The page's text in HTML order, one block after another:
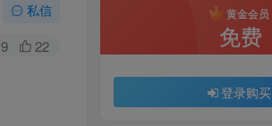
私信
9 22
黄金会员
免费
登录购买